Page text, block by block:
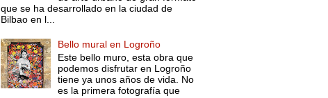
que se ha desarrollado en la ciudad de
Bilbao en l...
Bello mural en Logroño
Este bello muro, esta obra que
podemos disfrutar en Logroño
tiene ya unos años de vida. No
es la primera fotografía que